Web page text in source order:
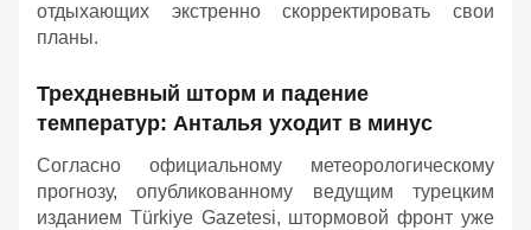
отдыхающих экстренно скорректировать свои
планы.
Трехдневный шторм и падение
температур: Анталья уходит в минус
Согласно официальному метеорологическому
прогнозу, опубликованному ведущим турецким
изданием Türkiye Gazetesi, штормовой фронт уже